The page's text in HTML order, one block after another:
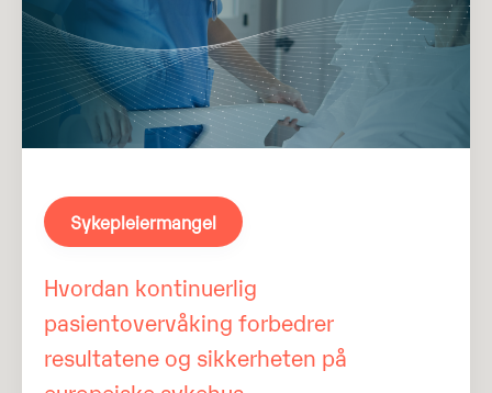
Sykepleiermangel
Hvordan kontinuerlig
pasientovervåking forbedrer
resultatene og sikkerheten på